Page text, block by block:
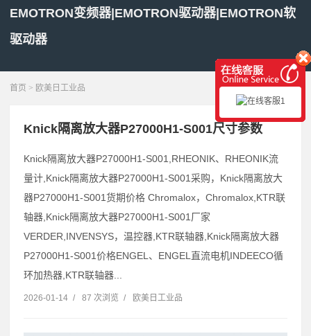
EMOTRON变频器|EMOTRON驱动器|EMOTRON软
驱动器
展开菜单
首页 > 欧美日工业品
Knick隔离放大器P27000H1-S001尺寸参数
Knick隔离放大器P27000H1-S001,RHEONIK、RHEONIK流
量计,Knick隔离放大器P27000H1-S001采购，Knick隔离放大
器P27000H1-S001货期价格 Chromalox，Chromalox,KTR联
轴器,Knick隔离放大器P27000H1-S001厂家
VERDER,INVENSYS，温控器,KTR联轴器,Knick隔离放大器
P27000H1-S001价格ENGEL、ENGEL直流电机INDEECO循
环加热器,KTR联轴器...
2026-01-14 / 87 次浏览 / 欧美日工业品